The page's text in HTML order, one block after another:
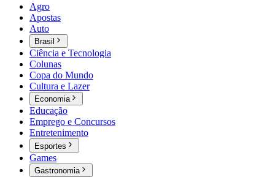
Agro
Apostas
Auto
Brasil
Ciência e Tecnologia
Colunas
Copa do Mundo
Cultura e Lazer
Economia
Educação
Emprego e Concursos
Entretenimento
Esportes
Games
Gastronomia